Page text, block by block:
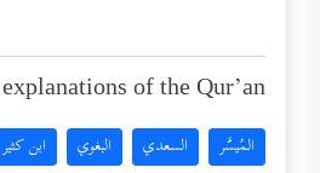
of the Qur’an:
المُيسَّر السعدي البغوي ابن كثير